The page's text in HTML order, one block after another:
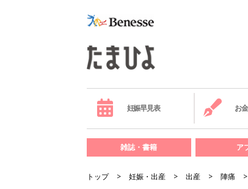
妊娠早見表 お
雑誌・書籍 ア
トップ 妊娠・出産 出産 陣痛